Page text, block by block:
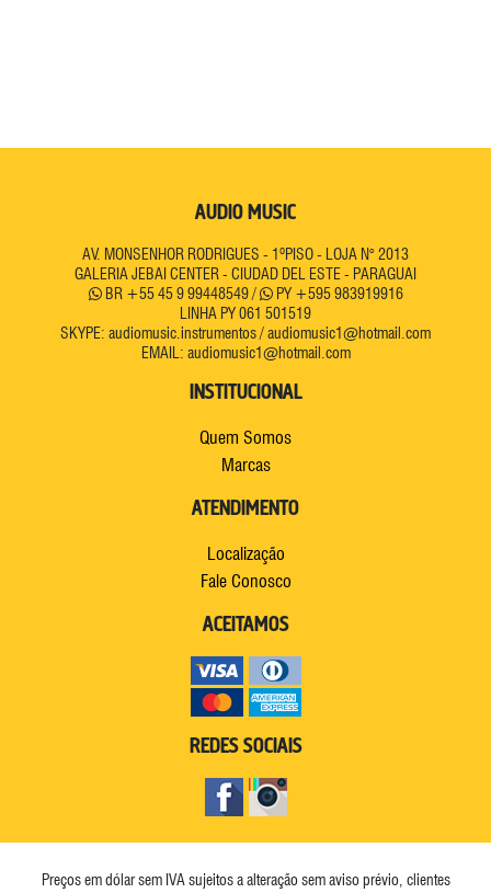
AUDIO MUSIC
AV. MONSENHOR RODRIGUES - 1ºPISO-
LOJA N° 2013
GALERIA JEBAI CENTER- CIUDAD DEL ESTE- PARAGUAI
BR +55 45 9 99448549 /
PY +595 983919916
LINHA PY 061 501519
SKYPE: audiomusic.instrumentos / audiomusic1@hotmail.com
EMAIL: audiomusic1@hotmail.com
INSTITUCIONAL
Quem Somos
Marcas
ATENDIMENTO
Localização
Fale Conosco
ACEITAMOS
REDES SOCIAIS
Preços em dólar sem IVA sujeitos a alteração sem aviso prévio, clientes